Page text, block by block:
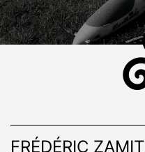
Zum
Inhalt
FRÉDÉRIC ZAMIT